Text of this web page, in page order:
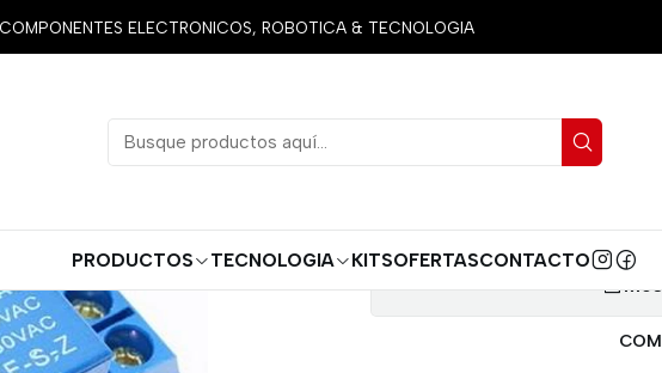
PRODUCTOS TECNOLOGIA KITSOFERTASCONTACTO
COMPONENTES ELECTRONICOS, ROBOTICA & TECNOLOGIA
Inicio Productos Arduino Módulos MODULO RELE 5V 1 CANAL